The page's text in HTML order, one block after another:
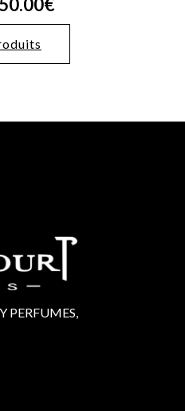
€
PERFUMES,